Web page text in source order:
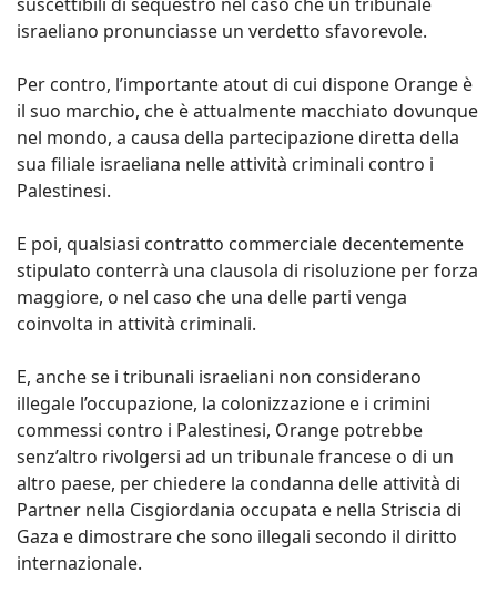
israeliano pronunciasse un verdetto sfavorevole.
Per contro, l’importante atout di cui dispone Orange è
il suo marchio, che è attualmente macchiato dovunque
nel mondo, a causa della partecipazione diretta della
sua filiale israeliana nelle attività criminali contro i
Palestinesi.
E poi, qualsiasi contratto commerciale decentemente
stipulato conterrà una clausola di risoluzione per forza
maggiore, o nel caso che una delle parti venga
coinvolta in attività criminali.
E, anche se i tribunali israeliani non considerano
illegale l’occupazione, la colonizzazione e i crimini
commessi contro i Palestinesi, Orange potrebbe
senz’altro rivolgersi ad un tribunale francese o di un
altro paese, per chiedere la condanna delle attività di
Partner nella Cisgiordania occupata e nella Striscia di
Gaza e dimostrare che sono illegali secondo il diritto
internazionale.